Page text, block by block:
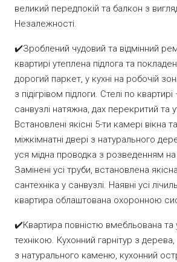
великий передпокій та балкон з
Незалежності.
✔️Зроблений чудовий та відмінний
квартирі утеплена підлога та
дорогий паркет, у кухні на робочій
з підігрівом підлоги. Стелі по квартирі
санвузлі натяжна, дах перекритий та
Встановлені якісні 5-ти камері вікна та
міжкімнатні двері з натурального
уся мідна проводка з розведенням
Замінені усі труби, встановлена
сантехніка у санвузлі. Наявні усі
квартира облаштована охоронною
✔️Квартира повністю вмебльована та
технікою. Кухонний гарнітур з
з натурального каменю, кухонний